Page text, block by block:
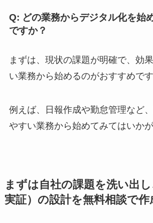
Q: どの業務からデジタル化を始
ですか？
まずは、現状の課題が明確で、効
い業務から始めるのがおすすめです
例えば、日報作成や勤怠管理など
やすい業務から始めてみてはいかが
まずは自社の課題を洗い出
実証）の設計を無料相談で作